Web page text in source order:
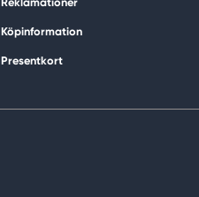
Köpinformation
Presentkort